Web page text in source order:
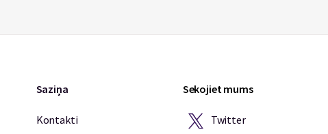
Saziņa
Kontakti
Sekojiet mums
Twitter